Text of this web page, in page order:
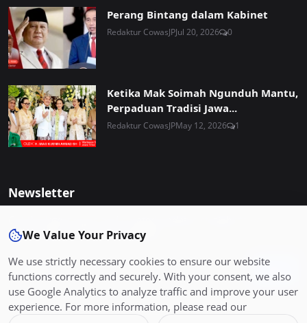
Perang Bintang dalam Kabinet
Redaktur CowasJPJul 20, 2026 0
Ketika Mak Soimah Ngunduh Mantu,
Perpaduan Tradisi Jawa...
Redaktur CowasJPMay 12, 2026 1
Newsletter
inbox. Sign up for our newsletter.
Join
We Value Your Privacy
We use strictly necessary cookies to ensure our website
functions correctly and securely. With your consent, we also
use Google Analytics to analyze traffic and improve your user
experience. For more information, please read our